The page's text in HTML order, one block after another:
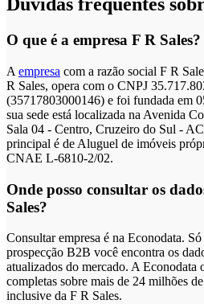
Dúvidas frequentes
O que é a empresa F R Sales?
A empresa com a razão social F R
R Sales, opera com o CNPJ
(35717803000146) e foi fundada em
sua sede está localizada na Avenida
Sala 04 - Centro, Cruzeiro do Sul -
principal é de Aluguel de imóveis
CNAE L-6810-2/02.
Onde posso consultar os
Sales?
Consultar empresa é na Econodata.
prospecção B2B você encontra os
atualizados do mercado. A Econodata
completas sobre mais de 24 milhões
inclusive da F R Sales.